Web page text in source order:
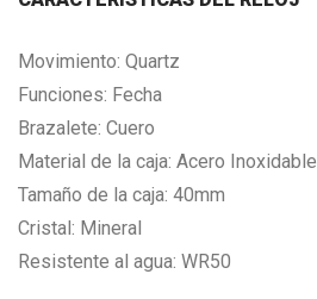
Movimiento: Quartz
Funciones: Fecha
Brazalete: Cuero
Material de la caja: Acero Inoxidable
Tamaño de la caja: 40mm
Cristal: Mineral
Resistente al agua: WR50